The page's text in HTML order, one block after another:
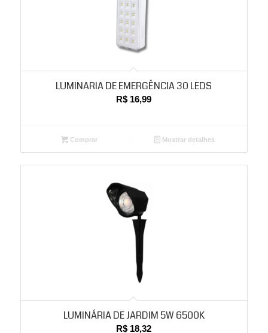
LUMINARIA DE EMERGÊNCIA 30 LEDS
R$ 16,99
Comprar Mostrar detalhes
LUMINÁRIA DE JARDIM 5W 6500K
R$ 18,32